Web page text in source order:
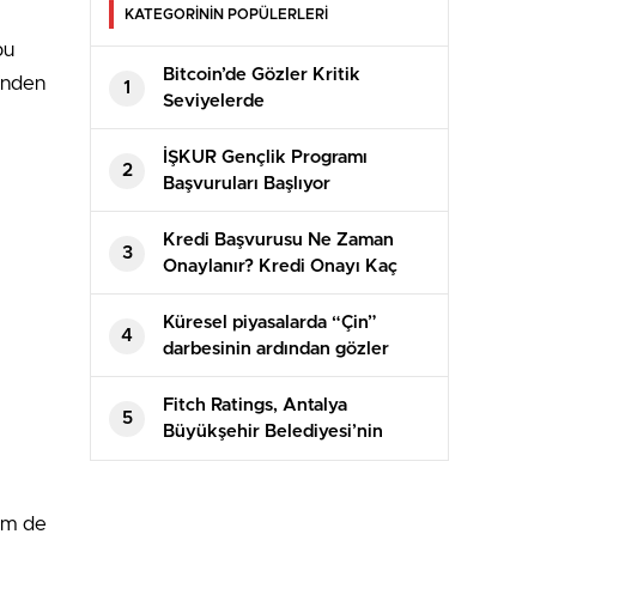
de
KATEGORİNİN POPÜLERLERİ
1
Bitcoin’de Gözler Kritik
Seviyelerde
2
İŞKUR Gençlik Programı
Başvuruları Başlıyor
3
Kredi Başvurusu Ne Zaman
Onaylanır? Kredi Onayı Kaç
Gün Sürer?
4
Küresel piyasalarda “Çin”
darbesinin ardından gözler
Fed’e çevrildi
5
Fitch Ratings, Antalya
Büyükşehir Belediyesi’nin
Kredi Notunu Yükseltti